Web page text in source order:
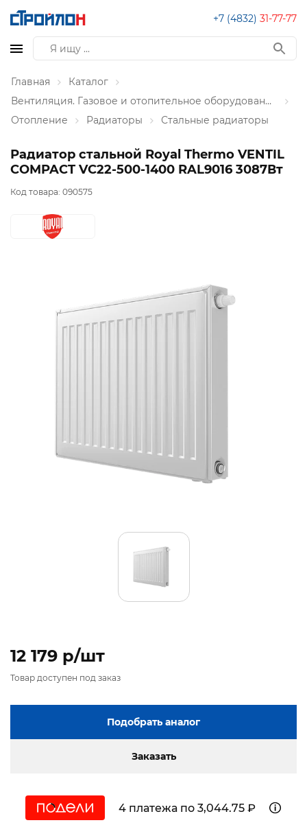
+7 (4832) 31-77-77
Главная
Каталог
Вентиляция. Газовое и отопительное оборудование
Отопление
Радиаторы Стальные радиаторы
Радиатор стальной Royal Thermo VENTIL
COMPACT VC22-500-1400 RAL9016 3087Вт
Код товара: 090575
12 179 p/шт
Товар доступен под заказ
Подобрать аналог
Заказать
4 платежа по 3,044.75 ₽